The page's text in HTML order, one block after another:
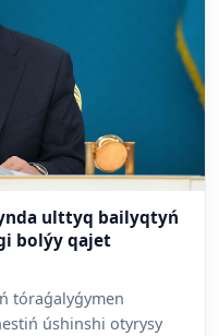
ulttyq bailyqtyń
bolýy qajet
tóraǵalyǵymen
úshinshi otyrysy